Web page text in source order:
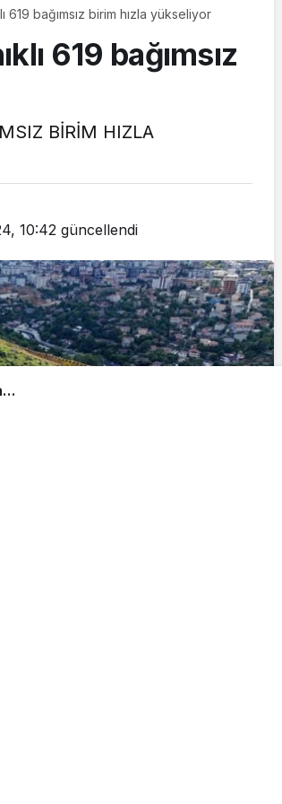
619 bağımsız birim hızla yükseliyor
619 bağımsız
BİRİM HIZLA
10:42 güncellendi